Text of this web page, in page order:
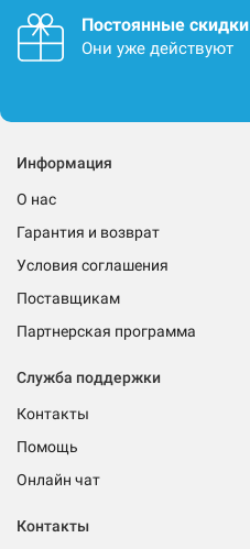
Постоянные скидки
Они уже действуют
Информация
О нас
Гарантия и возврат
Условия соглашения
Поставщикам
Партнерская программа
Служба поддержки
Контакты
Помощь
Онлайн чат
Контакты